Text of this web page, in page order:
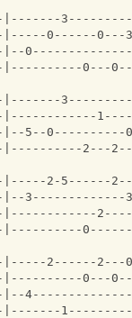
0------0---
|--
0---
|------------
5--0----------
2---
2-5------
|--3-------------
|----------
2------2---
0---